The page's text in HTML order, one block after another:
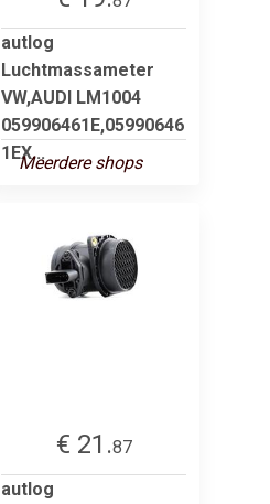
autlog
Luchtmassameter
VW,AUDI LM1004
059906461E,05990646
1EX...
Meerdere shops
€ 21.87
autlog